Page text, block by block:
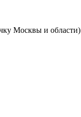
Москвы и области)